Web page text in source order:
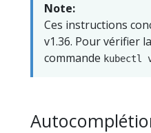
Note:
Ces instructions
v1.36. Pour vérifier
commande kubectl